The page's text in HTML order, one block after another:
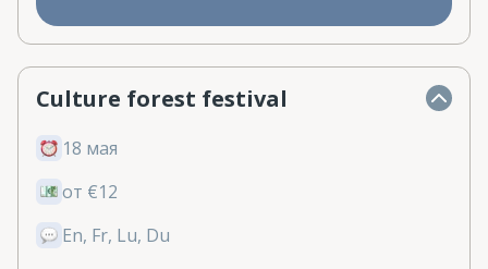
Culture forest festival
18 мая
от €12
En, Fr, Lu, Du